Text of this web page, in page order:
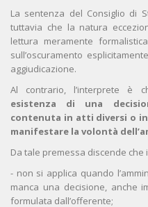
La sentenza del Consiglio di
tuttavia che la natura
lettura meramente
sull’oscuramento
aggiudicazione.
Al contrario, l’interprete è
esistenza di una
contenuta in atti diversi o
manifestare la volontà
Da tale premessa discende che
- non si applica quando
manca una decisione, anche
formulata dall’offerente;